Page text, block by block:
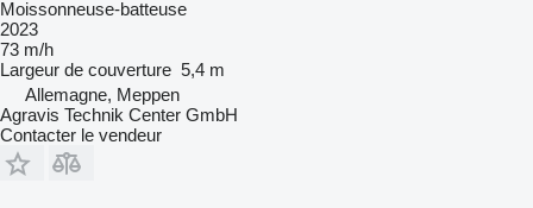
Moissonneuse-batteuse
2023
73 m/h
Largeur de couverture 5,4 m
Allemagne, Meppen
Agravis Technik Center GmbH
Contacter le vendeur